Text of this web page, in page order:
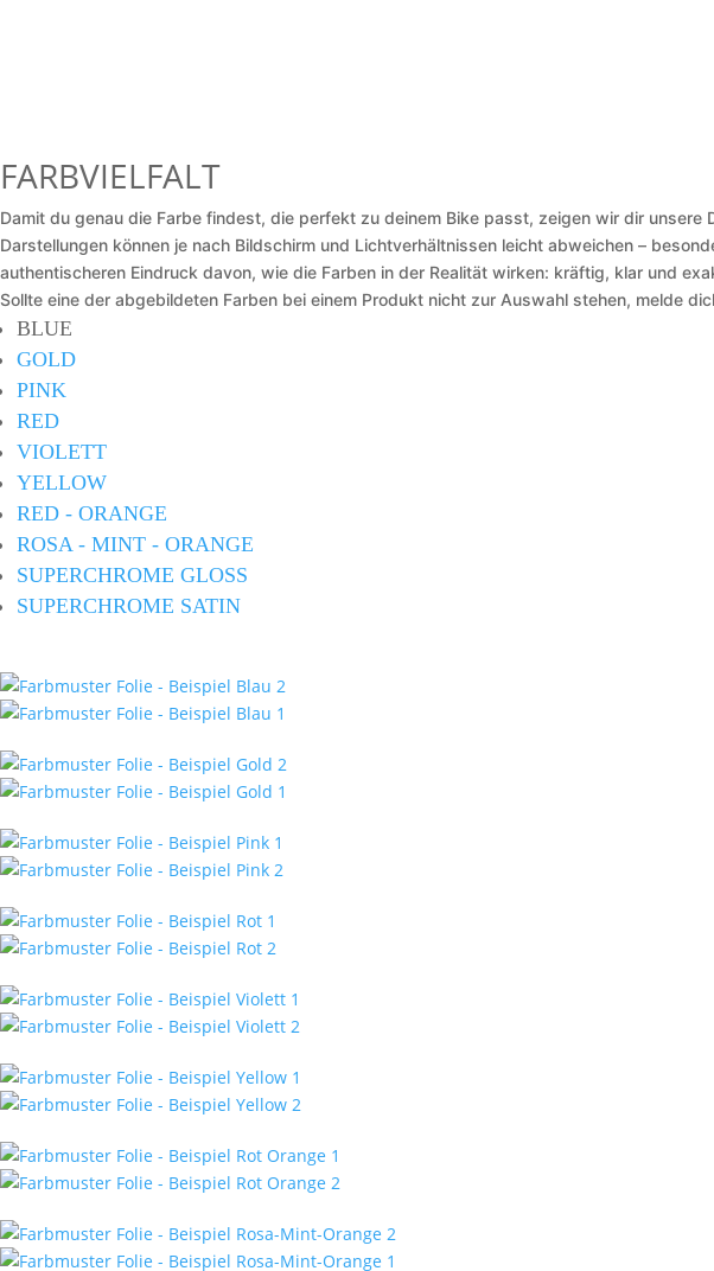
FARBVIELFALT
Damit du genau die Farbe findest, die perfekt zu deinem Bike passt, zeigen wir dir
Darstellungen können je nach Bildschirm und Lichtverhältnissen leicht abweichen –
authentischeren Eindruck davon, wie die Farben in der Realität wirken: kräftig, klar und
Sollte eine der abgebildeten Farben bei einem Produkt nicht zur Auswahl stehen, melde
BLUE
GOLD
PINK
RED
VIOLETT
YELLOW
RED - ORANGE
ROSA - MINT - ORANGE
SUPERCHROME GLOSS
SUPERCHROME SATIN